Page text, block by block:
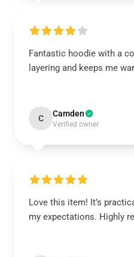
Fantastic hoodie with a
layering and keeps me
C Camden
Verified owner
Love this item! It’s
my expectations. Highly